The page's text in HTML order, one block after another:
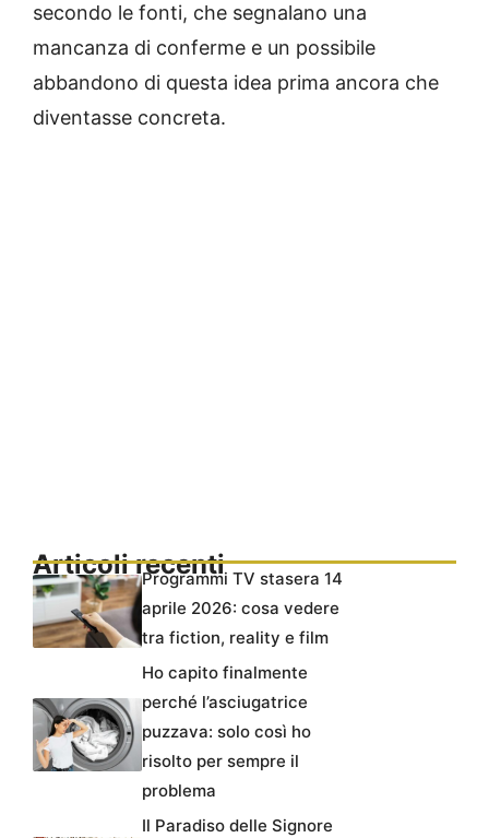
secondo le fonti, che segnalano una
mancanza di conferme e un possibile
abbandono di questa idea prima ancora che
diventasse concreta.
Articoli recentiProgrammi TV stasera 14
aprile 2026: cosa vedere
tra fiction, reality e film
Ho capito finalmente
perché l’asciugatrice
puzzava: solo così ho
risolto per sempre il
problema
Il Paradiso delle Signore